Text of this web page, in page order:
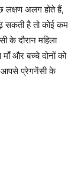
लक्षण अलग होते हैं,
सकती है तो कोई कम
के दौरान महिला
और बच्चे दोनों को
प्रेगनेंसी के